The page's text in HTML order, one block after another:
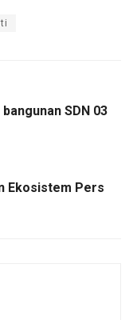
SDN 03
Ekosistem Pers